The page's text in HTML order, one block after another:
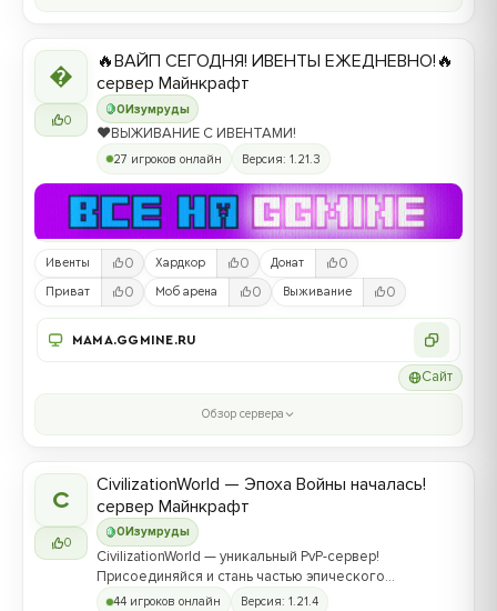

0
0Изумруды
🔥ВАЙП СЕГОДНЯ! ИВЕНТЫ ЕЖЕДНЕВНО!🔥
сервер Майнкрафт
❤️ВЫЖИВАНИЕ С ИВЕНТАМИ!
27 игроков онлайн Версия: 1.21.3
Ивенты 0 Хардкор 0 Донат 0
Приват 0 Моб арена 0 Выживание 0
MAMA.GGMINE.RU
Сайт
Обзор сервера
C
0
0 Изумруды
CivilizationWorld — Эпоха Войны началась!
сервер Майнкрафт
CivilizationWorld — уникальный PvP-сервер!
Присоединяйся и стань частью эпического
противостояния между Альвами и Йотунами!
44 игроков онлайн Версия: 1.21.4